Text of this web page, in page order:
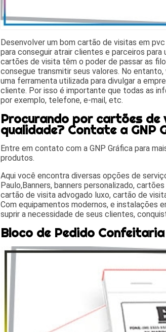
Desenvolver um bom cartão de visitas em
para conseguir atrair clientes e parceiros
cartões de visita têm o poder de passar as
consegue transmitir seus valores. No
uma ferramenta utilizada para divulgar a
cliente. Por isso é importante que todas as
por exemplo, telefone, e-mail, etc.
Procurando por cartões
qualidade? Contate a GNP
Entre em contato com a GNP Gráfica para
produtos.
Aqui você encontra diversas opções de
Paulo,Banners, banners personalizado,
cartão de visita advogado luxo, cartão de
Com equipamentos modernos, e instalações
suprir a necessidade de seus clientes,
Bloco de Pedido Confeitaria